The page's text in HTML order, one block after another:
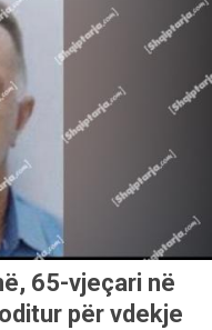
65-vjeçari në
për vdekje